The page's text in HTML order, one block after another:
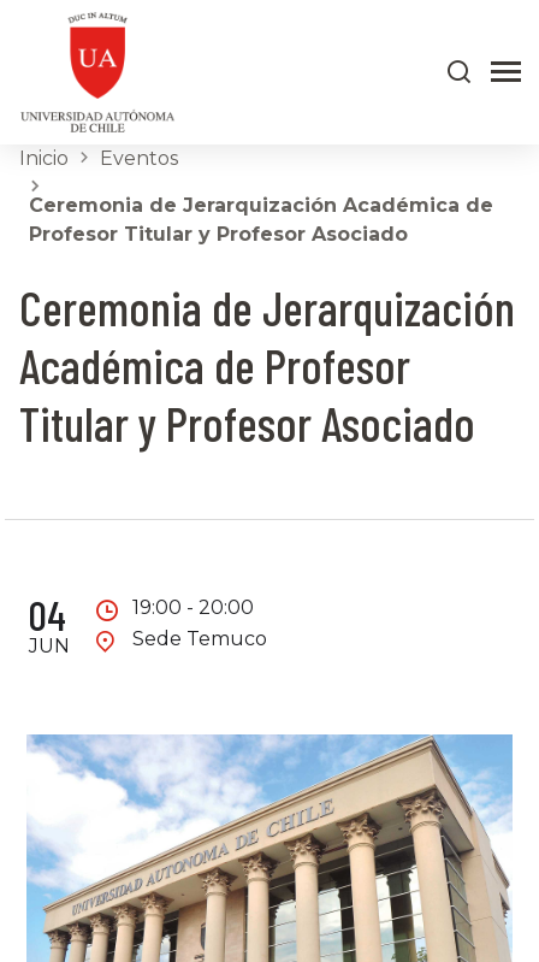
Inicio Eventos
Ceremonia de Jerarquización Académica de
Profesor Titular y Profesor Asociado
Ceremonia de Jerarquización
Académica de Profesor
Titular y Profesor Asociado
04
JUN
19:00 - 20:00
Sede Temuco